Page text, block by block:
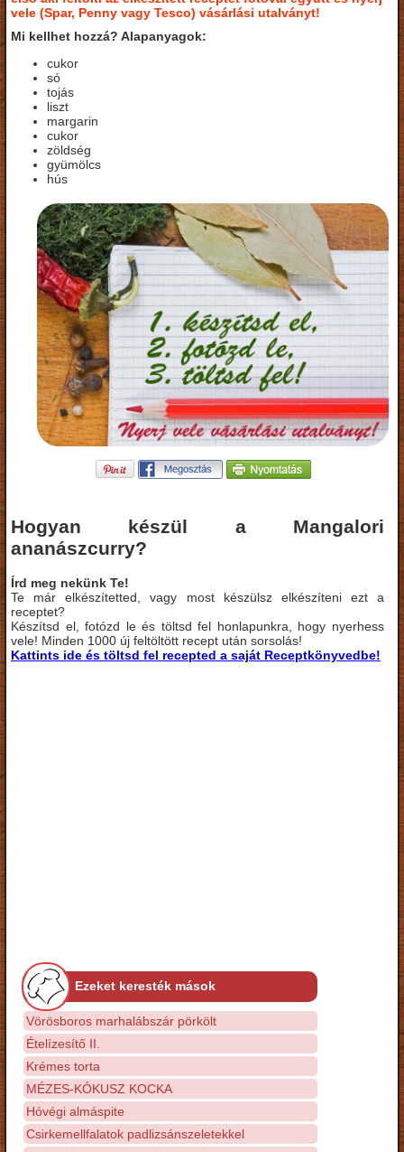
vele (Spar, Penny vagy Tesco) vásárlási utalványt!
Mi kellhet hozzá? Alapanyagok:
cukor
só
tojás
liszt
margarin
cukor
zöldség
gyümölcs
hús
Hogyan készül a Mangalori
ananászcurry?
Írd meg nekünk Te!
Te már elkészítetted, vagy most készülsz elkészíteni ezt a
receptet?
Készítsd el, fotózd le és töltsd fel honlapunkra, hogy nyerhess
vele! Minden 1000 új feltöltött recept után sorsolás!
Kattints ide és töltsd fel recepted a saját Receptkönyvedbe!
Ezeket keresték mások
Vörösboros marhalábszár pörkölt
Ételízesítő II.
Krémes torta
MÉZES-KÓKUSZ KOCKA
Hóvégi almáspite
Csirkemellfalatok padlizsánszeletekkel